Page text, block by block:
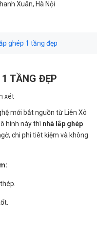
Xuân, Hà Nội
ghép 1 tầng đẹp
TẦNG ĐẸP
xét
mới bắt nguồn từ Liên Xô
hình này thì nhà lắp ghép
chi phi tiêt kiệm và không